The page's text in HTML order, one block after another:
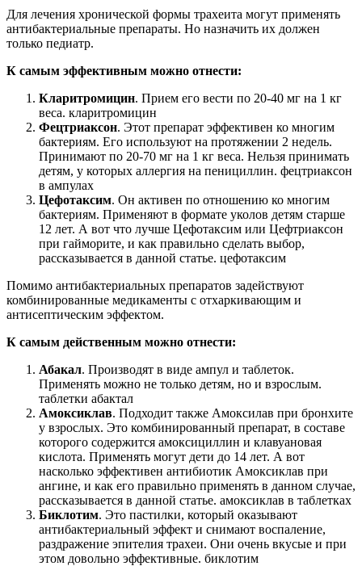
Для лечения хронической формы трахеита могут применять
антибактериальные препараты. Но назначить их должен
только педиатр.
К самым эффективным можно отнести:
Кларитромицин. Прием его вести по 20-40 мг на 1 кг
веса. кларитромицин
Фецтриаксон. Этот препарат эффективен ко многим
бактериям. Его используют на протяжении 2 недель.
Принимают по 20-70 мг на 1 кг веса. Нельзя принимать
детям, у которых аллергия на пенициллин. фецтриаксон
в ампулах
Цефотаксим. Он активен по отношению ко многим
бактериям. Применяют в формате уколов детям старше
12 лет. А вот что лучше Цефотаксим или Цефтриаксон
при гайморите, и как правильно сделать выбор,
рассказывается в данной статье. цефотаксим
Помимо антибактериальных препаратов задействуют
комбинированные медикаменты с отхаркивающим и
антисептическим эффектом.
К самым действенным можно отнести:
Абакал. Производят в виде ампул и таблеток.
Применять можно не только детям, но и взрослым.
таблетки абактал
Амоксиклав. Подходит также Амоксилав при бронхите
у взрослых. Это комбинированный препарат, в составе
которого содержится амоксициллин и клавуановая
кислота. Применять могут дети до 14 лет. А вот
насколько эффективен антибиотик Амоксиклав при
ангине, и как его правильно применять в данном случае,
рассказывается в данной статье. амоксиклав в таблетках
Биклотим. Это пастилки, который оказывают
антибактериальный эффект и снимают воспаление,
раздражение эпителия трахеи. Они очень вкусые и при
этом довольно эффективные. биклотим